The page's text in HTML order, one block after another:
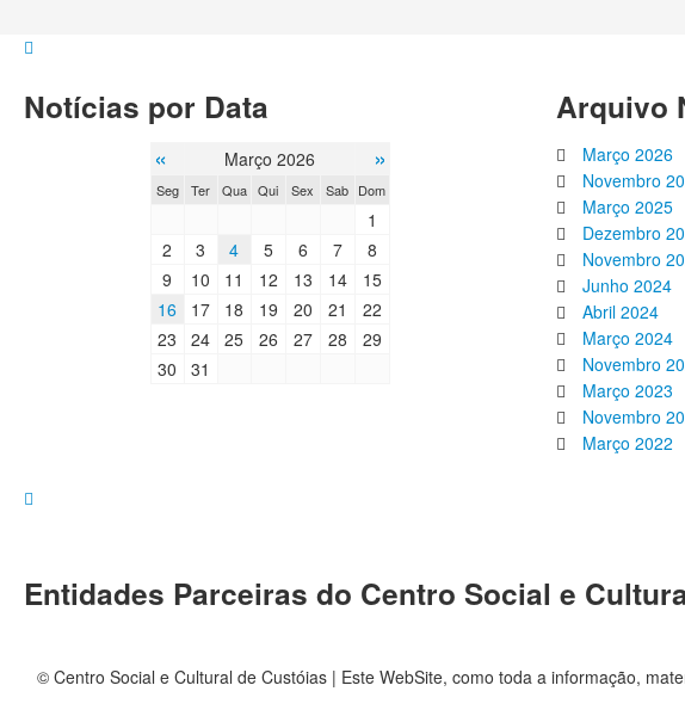
Notícias por Data
« Março 2026 »
Seg Ter Qua Qui Sex Sab Dom
1
2
3 4 5 6 7
8
9
10 11 12 13 14
15
16
17 18 19 20 21
22
23
24 25 26 27 28
29
30
31
Arquivo
Março 2026
Novembro
Março 2025
Dezembro
Novembro
Junho 2024
Abril 2024
Março 2024
Novembro
Março 2023
Novembro
Março 2022
Entidades Parceiras do Centro Social e
© Centro Social e Cultural de Custóias | Este WebSite, como toda a informação,